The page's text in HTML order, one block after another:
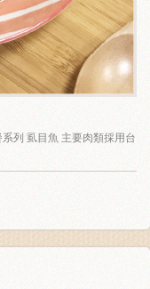
列 虱目魚 主要肉類採用台